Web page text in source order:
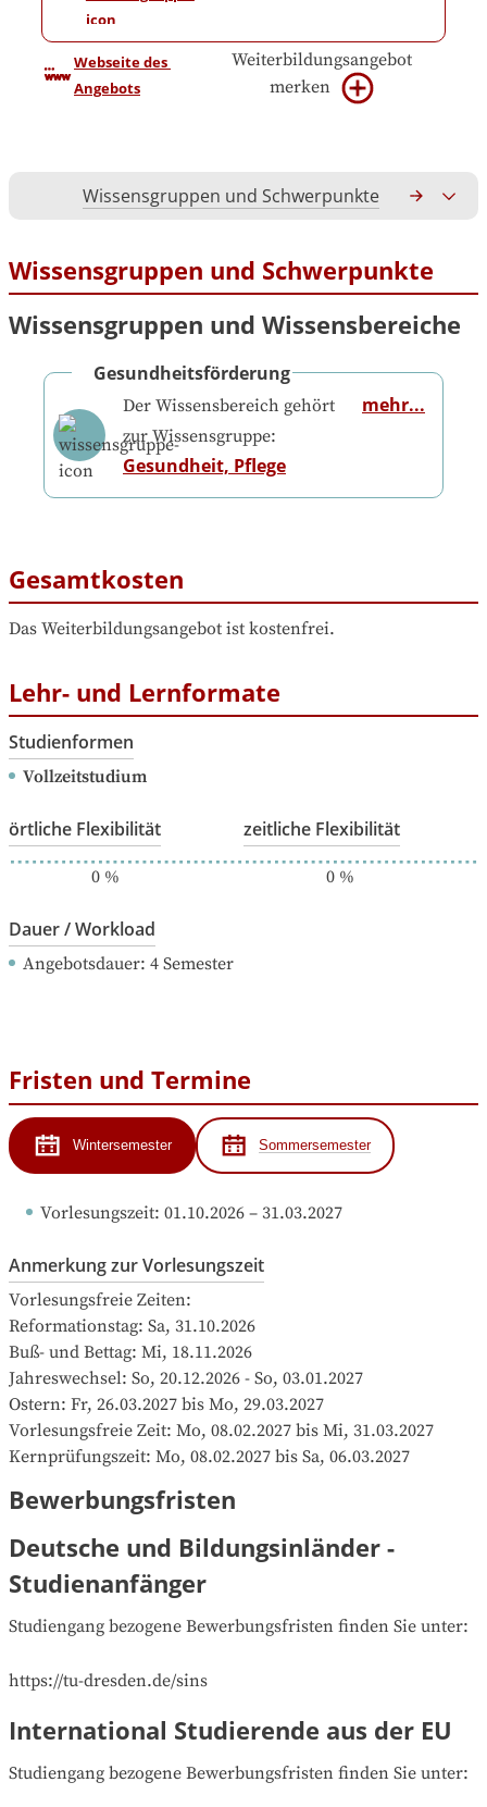
Webseite des
Angebots
Weiterbildungsangebot
merken
Wissensgruppen und Schwerpunkte
Wissensgruppen und Schwerpunkte
Wissensgruppen und Wissensbereiche
Gesundheitsförderung
Der Wissensbereich gehört
zur Wissensgruppe:
Gesundheit, Pflege
mehr...
Gesamtkosten
Das Weiterbildungsangebot ist kostenfrei.
Lehr- und Lernformate
Studienformen
Vollzeitstudium
örtliche Flexibilität
0%
zeitliche Flexibilität
0%
Dauer / Workload
Angebotsdauer: 4 Semester
Fristen und Termine
Wintersemester Sommersemester
Vorlesungszeit: 01.10.2026 – 31.03.2027
Anmerkung zur Vorlesungszeit
Vorlesungsfreie Zeiten:
Reformationstag: Sa, 31.10.2026
Buß- und Bettag: Mi, 18.11.2026
Jahreswechsel: So, 20.12.2026 - So, 03.01.2027
Ostern: Fr, 26.03.2027 bis Mo, 29.03.2027
Vorlesungsfreie Zeit: Mo, 08.02.2027 bis Mi, 31.03.2027
Kernprüfungszeit: Mo, 08.02.2027 bis Sa, 06.03.2027
Bewerbungsfristen
Deutsche und Bildungsinländer -
Studienanfänger
Studiengang bezogene Bewerbungsfristen finden Sie unter:
https://tu-dresden.de/sins
International Studierende aus der EU
Studiengang bezogene Bewerbungsfristen finden Sie unter: